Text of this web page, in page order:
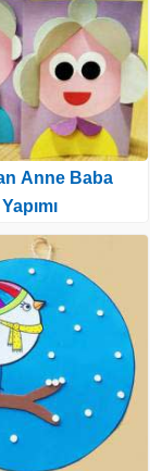
Anne Baba
Yapımı